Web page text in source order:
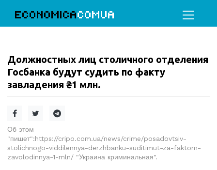
ECONOMICACOMUA
Должностных лиц столичного отделения
Госбанка будут судить по факту
завладения ₴1 млн.
Об этом
"пишет":https://cripo.com.ua/news/crime/posadovtsiv-
stolichnogo-viddilennya-derzhbanku-suditimut-za-faktom-
zavolodinnya-1-mln/ "Украина криминальная".